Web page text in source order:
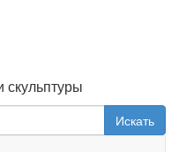
Искать